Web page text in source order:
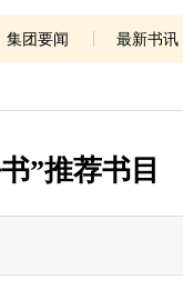
集团要闻 最新书讯
”推荐书目